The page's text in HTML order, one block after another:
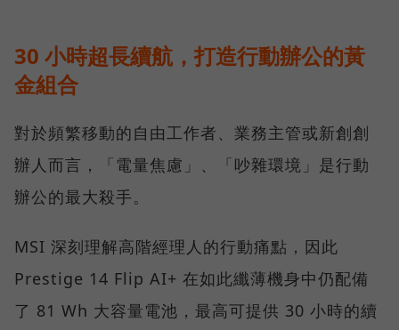
30 小時超長續航，打造行動辦公的黃
金組合
對於頻繁移動的自由工作者、業務主管或新創創
辦人而言，「電量焦慮」、「吵雜環境」是行動
辦公的最大殺手。
MSI 深刻理解高階經理人的行動痛點，因此
Prestige 14 Flip AI+ 在如此纖薄機身中仍配備
了 81 Wh 大容量電池，最高可提供 30 小時的續